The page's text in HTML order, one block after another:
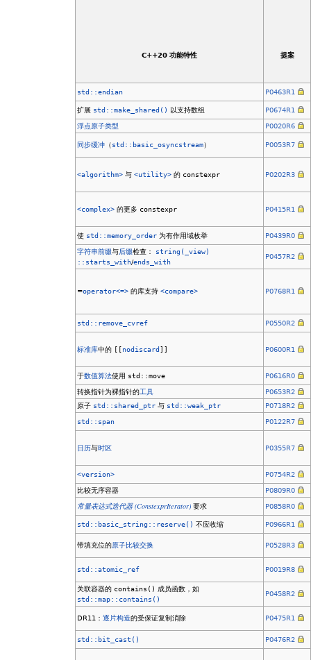
C++20 功能特性 提案
std::endian P0463R1
扩展 std::make_shared() 以支持数组
P0674R1
浮点原子类型
P0020R6
同步缓冲 （std::basic_osyncstream） P0053R7
<algorithm> 与<utility> 的 constexpr P0202R3
<complex> 的更多 constexpr P0415R1
使 std::memory_order 为有作用域枚举
P0439R0
字符串前缀与后缀检查： string(_view)
::starts_with/ends_with
P0457R2
=operator<=> 的库支持<compare> P0768R1
std::remove_cvref P0550R2
标准库中的 [[nodiscard]] P0600R1
于数值算法使用 std::move
P0616R0
转换指针为裸指针的工具
P0653R2
原子 std::shared_ptr 与 std::weak_ptr
P0718R2
std::span
P0122R7
日历与时区 P0355R7
<version>
P0754R2
比较无序容器
P0809R0
常量表达式迭代器 (ConstexprIterator) 要求 P0858R0
std::basic_string::reserve() 不应收缩 P0966R1
带填充位的原子比较交换 P0528R3
std::atomic_ref P0019R8
关联容器的 contains() 成员函数，如
std::map::contains()
P0458R2
DR11：逐片构造的受保证复制消除 P0475R1
std::bit_cast() P0476R2